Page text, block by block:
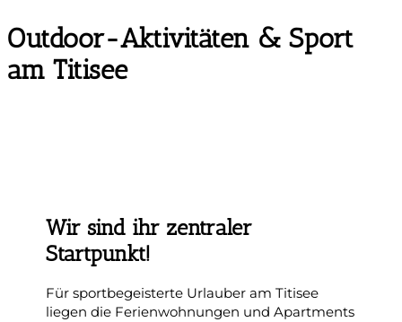
Outdoor-Aktivitäten & Sport
am Titisee
Wir sind ihr zentraler
Startpunkt!
Für sportbegeisterte Urlauber am Titisee
liegen die Ferienwohnungen und Apartments